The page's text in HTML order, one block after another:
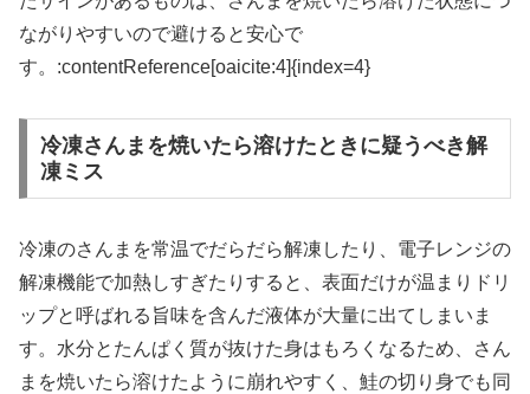
ながりやすいので避けると安心で
す。:contentReference[oaicite:4]{index=4}
冷凍さんまを焼いたら溶けたときに疑うべき解
凍ミス
冷凍のさんまを常温でだらだら解凍したり、電子レンジの
解凍機能で加熱しすぎたりすると、表面だけが温まりドリ
ップと呼ばれる旨味を含んだ液体が大量に出てしまいま
す。水分とたんぱく質が抜けた身はもろくなるため、さん
まを焼いたら溶けたように崩れやすく、鮭の切り身でも同